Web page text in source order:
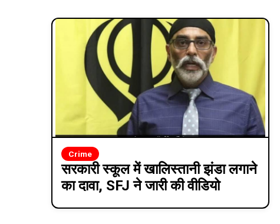
Crime
सरकारी स्कूल में खालिस्तानी झंडा लगाने
का दावा, SFJ ने जारी की वीडियो